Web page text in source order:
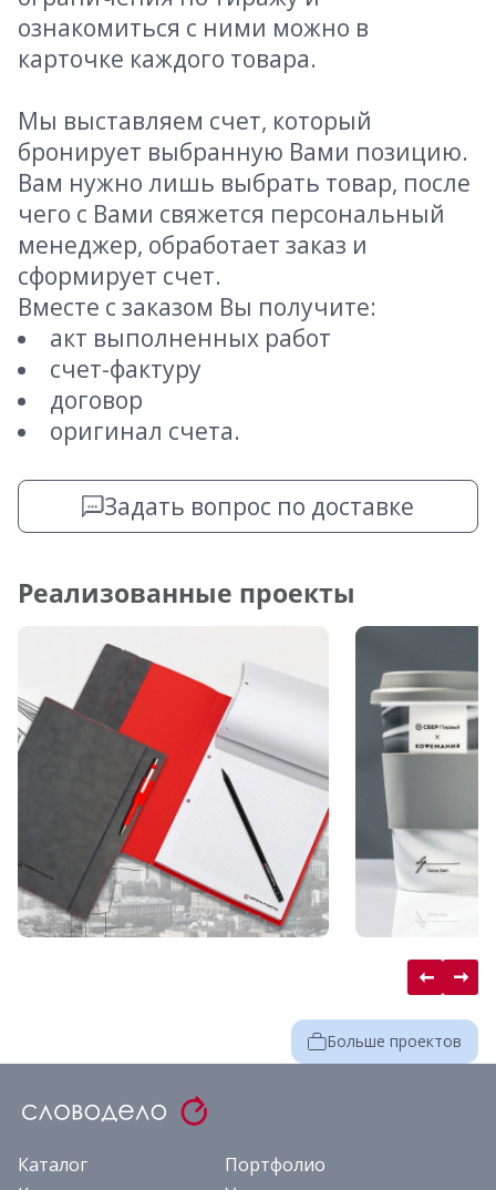
ознакомиться с ними можно в
карточке каждого товара.
Мы выставляем счет, который
бронирует выбранную Вами позицию.
Вам нужно лишь выбрать товар, после
чего с Вами свяжется персональный
менеджер, обработает заказ и
сформирует счет.
Вместе с заказом Вы получите:
акт выполненных работ
счет-фактуру
договор
оригинал счета.
Задать вопрос по доставке
Реализованные проекты
Больше проектов
Каталог
Портфолио